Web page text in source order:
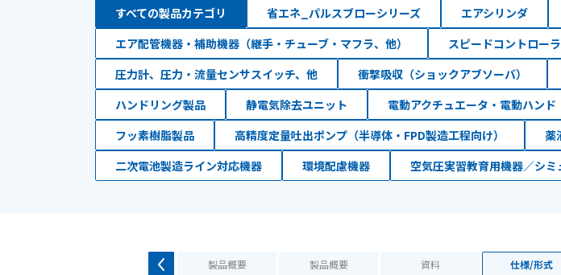
すべての製品カテゴリ 省エネ_パルスブローシリーズ エアシリンダ
エア配管機器・補助機器（継手・チューブ・マフラ、他）
スピードコントローラ
圧力計、圧力・流量センサスイッチ、他
衝撃吸収（ショックアブソーバ）
ハンドリング製品
静電気除去ユニット 電動アクチュエータ・電動ハンド
フッ素樹脂製品
高精度定量吐出ポンプ（半導体・FPD製造工程向け） 薬
二次電池製造ライン対応機器
環境配慮機器 空気圧実習教育用機器／シミ
製品概要 製品概要 資料 仕様/形式